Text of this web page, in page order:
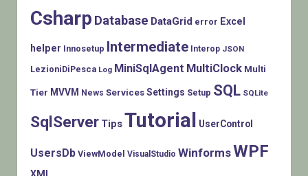
Csharp Database DataGrid error Excel
helper Innosetup Intermediate Interop JSON
LezioniDiPesca Log MiniSqlAgent MultiClock Multi
Tier MVVM News Services Settings Setup SQL SQLite
SqlServer TipsTutorial UserControl
UsersDb ViewModel VisualStudio WinformsWPF
XML